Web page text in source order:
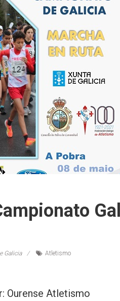
Galicia Atletismo
Ourense Atletismo